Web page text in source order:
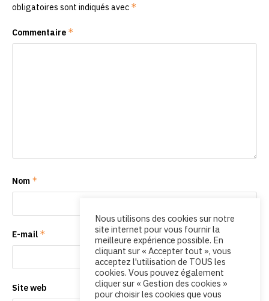
obligatoires sont indiqués avec *
Commentaire *
Nom *
E-mail *
Site web
Nous utilisons des cookies sur notre
site internet pour vous fournir la
meilleure expérience possible. En
cliquant sur « Accepter tout », vous
acceptez l'utilisation de TOUS les
cookies. Vous pouvez également
cliquer sur « Gestion des cookies »
pour choisir les cookies que vous